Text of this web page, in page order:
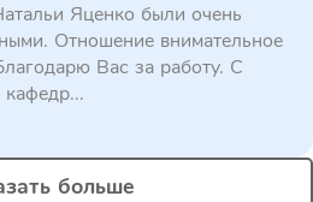
Яценко были очень
Отношение внимательное
Вас за работу. С
больше